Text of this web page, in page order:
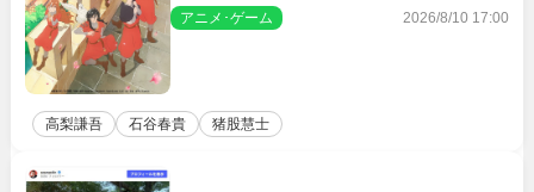
吾、川島零士ら
アニメ･ゲーム 2026/8/10 17:00
高梨謙吾 石谷春貴 猪股慧士